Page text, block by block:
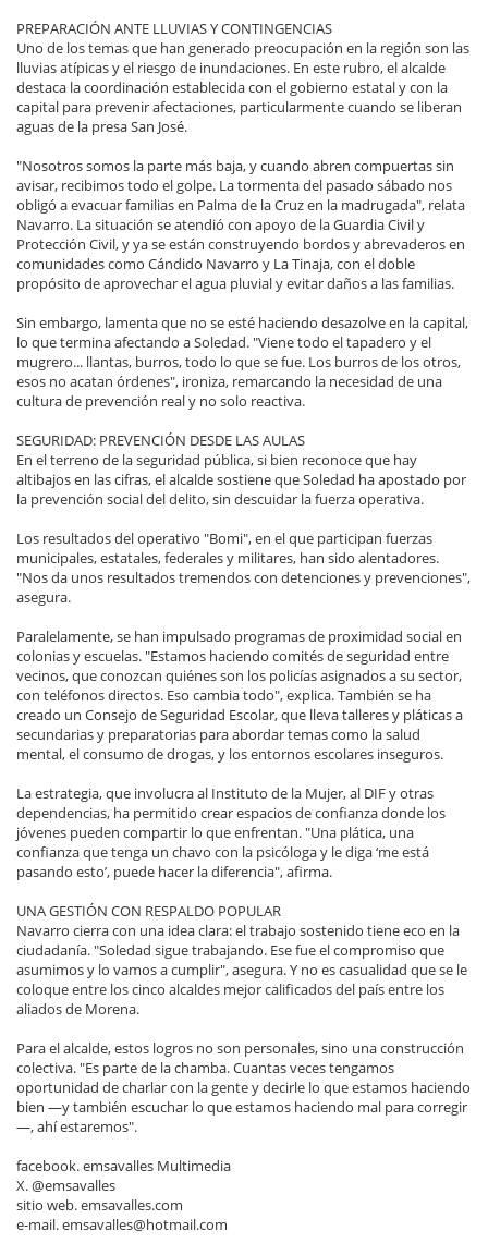
PREPARACIÓN ANTE LLUVIAS Y CONTINGENCIAS
Uno de los temas que han generado preocupación en la región son las
lluvias atípicas y el riesgo de inundaciones. En este rubro, el alcalde
destaca la coordinación establecida con el gobierno estatal y con la
capital para prevenir afectaciones, particularmente cuando se liberan
aguas de la presa San José.
"Nosotros somos la parte más baja, y cuando abren compuertas sin
avisar, recibimos todo el golpe. La tormenta del pasado sábado nos
obligó a evacuar familias en Palma de la Cruz en la madrugada", relata
Navarro. La situación se atendió con apoyo de la Guardia Civil y
Protección Civil, y ya se están construyendo bordos y abrevaderos en
comunidades como Cándido Navarro y La Tinaja, con el doble
propósito de aprovechar el agua pluvial y evitar daños a las familias.
Sin embargo, lamenta que no se esté haciendo desazolve en la capital,
lo que termina afectando a Soledad. "Viene todo el tapadero y el
mugrero... llantas, burros, todo lo que se fue. Los burros de los otros,
esos no acatan órdenes", ironiza, remarcando la necesidad de una
cultura de prevención real y no solo reactiva.
SEGURIDAD: PREVENCIÓN DESDE LAS AULAS
En el terreno de la seguridad pública, si bien reconoce que hay
altibajos en las cifras, el alcalde sostiene que Soledad ha apostado por
la prevención social del delito, sin descuidar la fuerza operativa.
Los resultados del operativo "Bomi", en el que participan fuerzas
municipales, estatales, federales y militares, han sido alentadores.
"Nos da unos resultados tremendos con detenciones y prevenciones",
asegura.
Paralelamente, se han impulsado programas de proximidad social en
colonias y escuelas. "Estamos haciendo comités de seguridad entre
vecinos, que conozcan quiénes son los policías asignados a su sector,
con teléfonos directos. Eso cambia todo", explica. También se ha
creado un Consejo de Seguridad Escolar, que lleva talleres y pláticas a
secundarias y preparatorias para abordar temas como la salud
mental, el consumo de drogas, y los entornos escolares inseguros.
La estrategia, que involucra al Instituto de la Mujer, al DIF y otras
dependencias, ha permitido crear espacios de confianza donde los
jóvenes pueden compartir lo que enfrentan. "Una plática, una
confianza que tenga un chavo con la psicóloga y le diga ‘me está
pasando esto’, puede hacer la diferencia", afirma.
UNA GESTIÓN CON RESPALDO POPULAR
Navarro cierra con una idea clara: el trabajo sostenido tiene eco en la
ciudadanía. "Soledad sigue trabajando. Ese fue el compromiso que
asumimos y lo vamos a cumplir", asegura. Y no es casualidad que se le
coloque entre los cinco alcaldes mejor calificados del país entre los
aliados de Morena.
Para el alcalde, estos logros no son personales, sino una construcción
colectiva. "Es parte de la chamba. Cuantas veces tengamos
oportunidad de charlar con la gente y decirle lo que estamos haciendo
bien —y también escuchar lo que estamos haciendo mal para corregir
—, ahí estaremos".
facebook. emsavalles Multimedia
X. @emsavalles
sitio web. emsavalles.com
e-mail. emsavalles@hotmail.com